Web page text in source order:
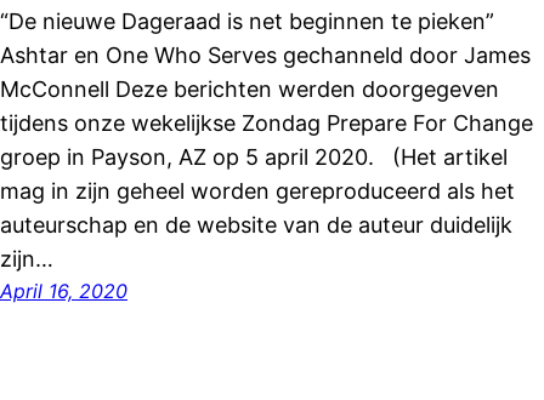
“De nieuwe Dageraad is net beginnen te pieken”
Ashtar en One Who Serves gechanneld door James
McConnell Deze berichten werden doorgegeven
tijdens onze wekelijkse Zondag Prepare For Change
groep in Payson, AZ op 5 april 2020. (Het artikel
mag in zijn geheel worden gereproduceerd als het
auteurschap en de website van de auteur duidelijk
zijn…
April 16, 2020